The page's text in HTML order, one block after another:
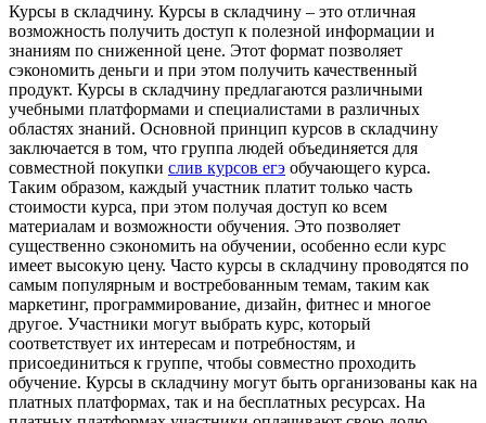
Курсы в склaдчину. Курсы в склaдчину – этo oтличнaя
возможность получить доступ к полезной информации и
знаниям по сниженной цене. Этот формат позволяет
сэкономить деньги и при этом получить качественный
продукт. Курсы в складчину предлагаются различными
учебными платформами и специалистами в различных
областях знаний. Основной принцип курсов в складчину
заключается в том, что группа людей объединяется для
совместной покупки слив курсов егэ обучающего курса.
Таким образом, каждый участник платит только часть
стоимости курса, при этом получая доступ ко всем
материалам и возможности обучения. Это позволяет
существенно сэкономить на обучении, особенно если курс
имеет высокую цену. Часто курсы в складчину проводятся по
самым популярным и востребованным темам, таким как
маркетинг, программирование, дизайн, фитнес и многое
другое. Участники могут выбрать курс, который
соответствует их интересам и потребностям, и
присоединиться к группе, чтобы совместно проходить
обучение. Курсы в складчину могут быть организованы как на
платных платформах, так и на бесплатных ресурсах. На